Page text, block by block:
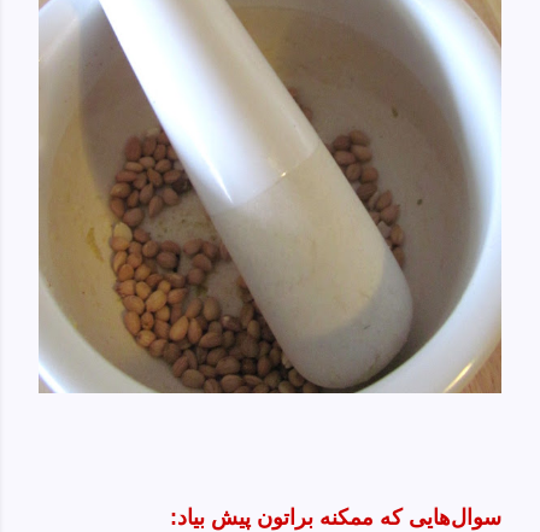
سوال‌هایی‌ که ممکنه براتون پیش بیاد: